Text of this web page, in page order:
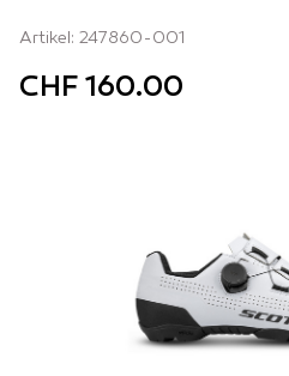
Artikel: 247860-001
CHF 160.00